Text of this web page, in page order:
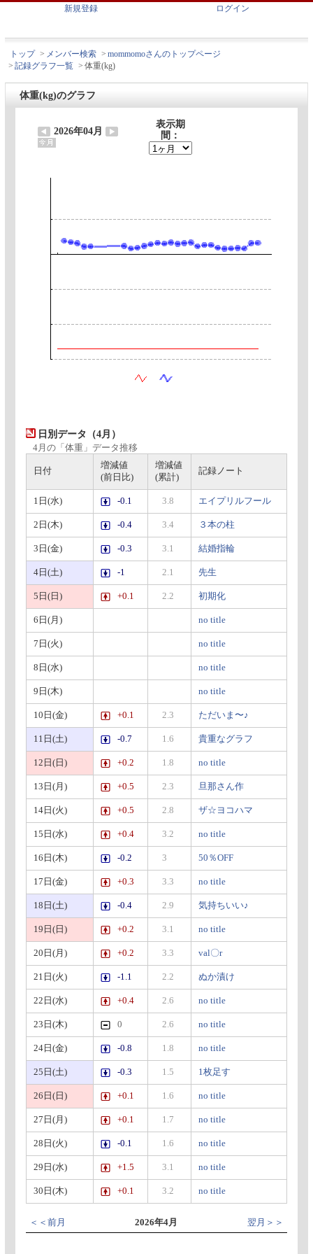
新規登録 ログイン
トップ > メンバー検索 > mommomoさんのトップページ
> 記録グラフ一覧 > 体重(kg)
体重(kg)のグラフ
2026年04月
表示期
間：
日別データ（4月）
4月の「体重」データ推移
日付
増減値
(前日比)
増減値
(累計)
記録ノート
1日(水) -0.1 3.8 エイプリルフール
2日(木) -0.4 3.4 ３本の柱
3日(金) -0.3 3.1 結婚指輪
4日(土) -1 2.1 先生
5日(日) +0.1 2.2 初期化
6日(月) no title
7日(火) no title
8日(水) no title
9日(木) no title
10日(金) +0.1 2.3 ただいま〜♪
11日(土) -0.7 1.6 貴重なグラフ
12日(日) +0.2 1.8 no title
13日(月) +0.5 2.3 旦那さん作
14日(火) +0.5 2.8 ザ☆ヨコハマ
15日(水) +0.4 3.2 no title
16日(木) -0.2 3 50％OFF
17日(金) +0.3 3.3 no title
18日(土) -0.4 2.9 気持ちいい♪
19日(日) +0.2 3.1 no title
20日(月) +0.2 3.3 val〇r
21日(火) -1.1 2.2 ぬか漬け
22日(水) +0.4 2.6 no title
23日(木) 0 2.6 no title
24日(金) -0.8 1.8 no title
25日(土) -0.3 1.5 1枚足す
26日(日) +0.1 1.6 no title
27日(月) +0.1 1.7 no title
28日(火) -0.1 1.6 no title
29日(水) +1.5 3.1 no title
30日(木) +0.1 3.2 no title
＜＜前月 2026年4月 翌月＞＞